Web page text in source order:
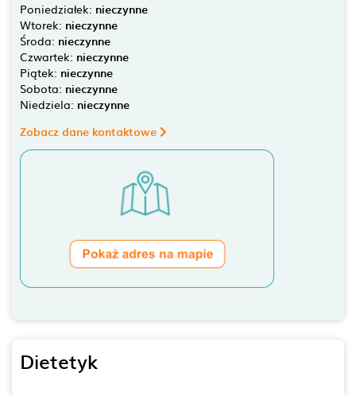
Poniedziałek: nieczynne
Wtorek: nieczynne
Środa: nieczynne
Czwartek: nieczynne
Piątek: nieczynne
Sobota: nieczynne
Niedziela: nieczynne
Zobacz dane kontaktowe
Dietetyk